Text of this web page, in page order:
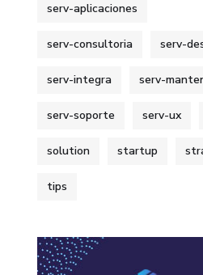
serv-aplicaciones
serv-consultoria serv-
serv-integra serv-
serv-soporte serv-ux
solution startup
tips